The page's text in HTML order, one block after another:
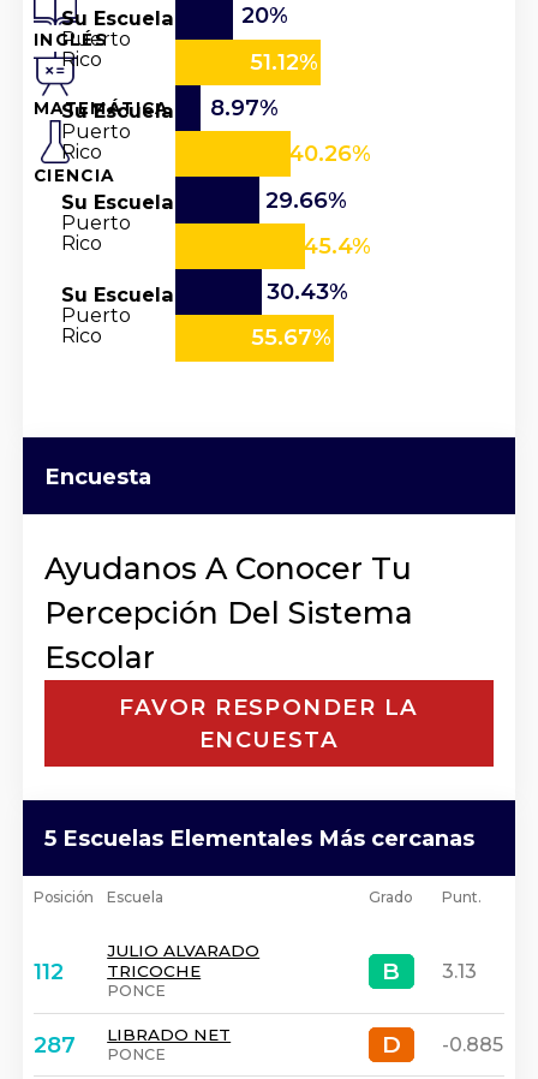
INGLÉS
MATEMÁTICA
CIENCIA
Su Escuela
Puerto
Rico
20%
51.12%
Su Escuela
Puerto
Rico
8.97%
40.26%
Su Escuela
Puerto
Rico
29.66%
45.4%
Su Escuela
Puerto
Rico
30.43%
55.67%
Encuesta
Ayudanos A Conocer Tu
Percepción Del Sistema
Escolar
FAVOR RESPONDER LA
ENCUESTA
5 Escuelas Elementales Más cercanas
Posición Escuela Grado Punt.
112
JULIO ALVARADO
TRICOCHE
PONCE
B
B 3.13
287 LIBRADO NET
PONCE D
D -0.885